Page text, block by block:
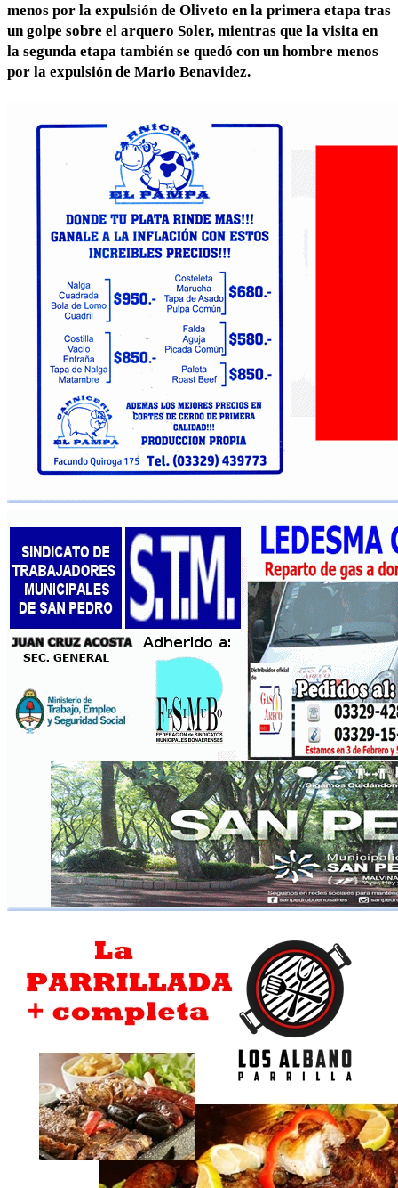
menos por la expulsión de Oliveto en la primera etapa tras
un golpe sobre el arquero Soler, mientras que la visita en
la segunda etapa también se quedó con un hombre menos
por la expulsión de Mario Benavidez.